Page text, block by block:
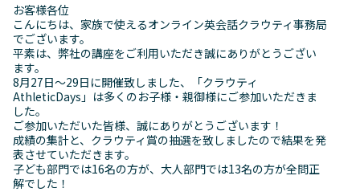
お客様各位
こんにちは、家族で使えるオンライン英会話クラウティ事務局
でございます。
平素は、弊社の講座をご利用いただき誠にありがとうござい
ます。
8月27日～29日に開催致しました、「クラウティ
AthleticDays」は多くのお子様・親御様にご参加いただきま
した。
ご参加いただいた皆様、誠にありがとうございます！
成績の集計と、クラウティ賞の抽選を致しましたので結果を発
表させていただきます。
子ども部門では16名の方が、大人部門では13名の方が全問正
解でした！